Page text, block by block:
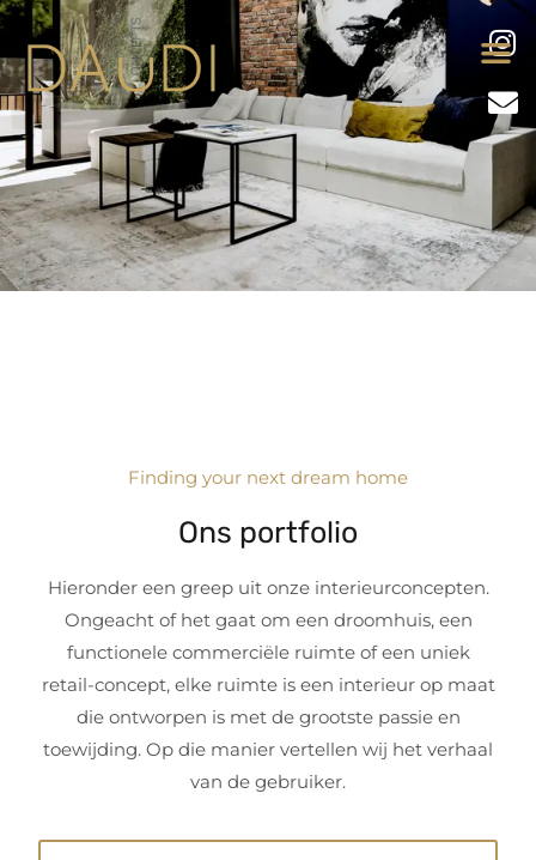
Finding your next dream home
Ons portfolio
Hieronder een greep uit onze interieurconcepten.
Ongeacht of het gaat om een droomhuis, een
functionele commerciële ruimte of een uniek
retail-concept, elke ruimte is een interieur op maat
die ontworpen is met de grootste passie en
toewijding. Op die manier vertellen wij het verhaal
van de gebruiker.